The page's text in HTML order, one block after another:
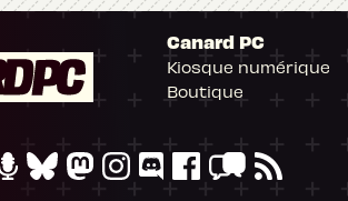
Canard PC
Kiosque numérique
Boutique